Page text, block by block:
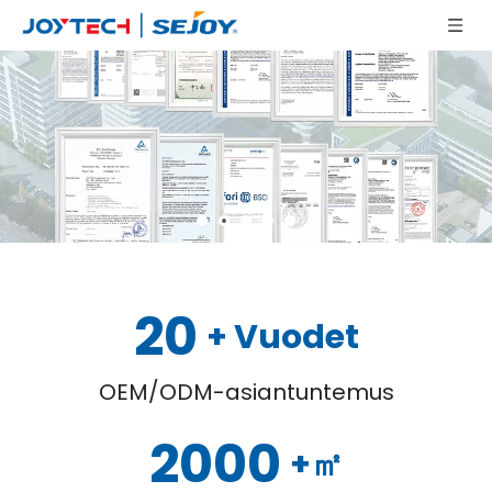
20 + Vuodet
OEM/ODM-asiantuntemus
2000 +㎡